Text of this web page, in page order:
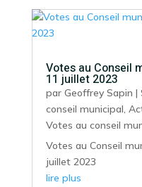
Votes au Conseil
11 juillet 2023
par Geoffrey Sapin |
conseil municipal,
Votes au conseil
Votes au Conseil
juillet 2023
lire plus